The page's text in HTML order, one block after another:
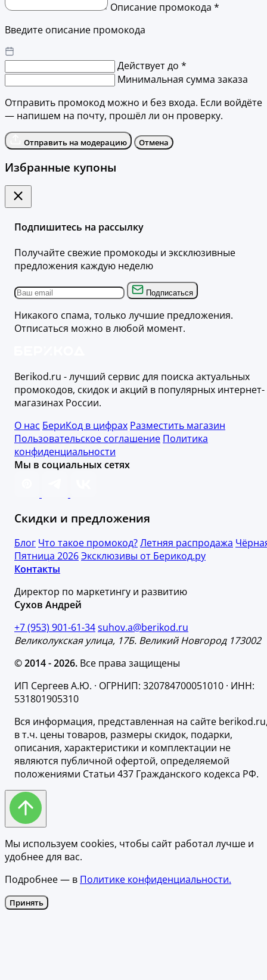
Описание промокода *
Введите описание промокода
Действует до *
Минимальная сумма заказа
Отправить промокод можно и без входа. Если войдёте
— напишем на почту, прошёл ли он проверку.
Отправить на модерацию Отмена
Избранные купоны
Подпишитесь на рассылку
Получайте свежие промокоды и эксклюзивные
предложения каждую неделю
Подписаться
Никакого спама, только лучшие предложения.
Отписаться можно в любой момент.
Berikod.ru - лучший сервис для поиска актуальных
промокодов, скидок и акций в популярных интернет-
магазинах России.
О нас БериКод в цифрах Разместить магазин
Пользовательское соглашение Политика
конфиденциальности
Мы в социальных сетях
Скидки и предложения
Блог Что такое промокод?Летняя распродажа
Пятница 2026Эксклюзивы от Берикод.ру
Контакты
Директор по маркетингу и развитию
Сухов Андрей
+7 (953) 901-61-34suhov.a@berikod.ru
Великолукская улица, 17Б. Великий Новгород 173002
© 2014 - 2026. Все права защищены
ИП Сергеев А.Ю. · ОГРНИП: 320784700051010 · ИНН:
531801905310
Вся информация, представленная на сайте
в т.ч. цены товаров, размеры скидок, подарки,
описания, характеристики и комплектации не
являются публичной офертой, определяемой
положениями Статьи 437 Гражданского кодекса РФ.
Мы используем cookies, чтобы сайт работал лучше и
удобнее для вас.
Подробнее — в Политике конфиденциальности.
Принять